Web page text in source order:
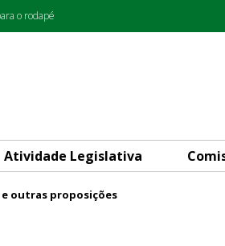
o rodapé
Atividade Legislativa
outras proposições